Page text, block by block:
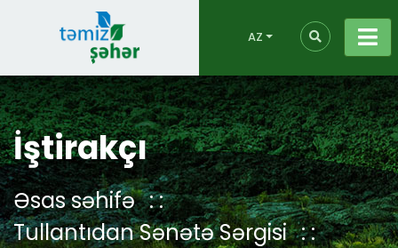
AZ
İştirakçı
Əsas səhifə
Tullantıdan Sənətə Sərgisi